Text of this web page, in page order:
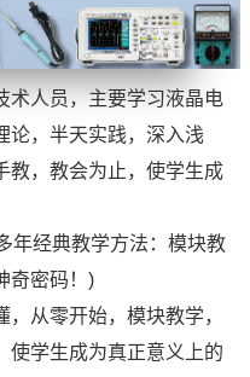
术人员，主要学习液晶电
论，半天实践，深入浅
教，教会为止，使学生成
年经典教学方法：模块教
奇密码！)
从零开始，模块教学，
使学生成为真正意义上的